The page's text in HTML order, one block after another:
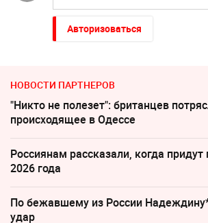
Авторизоваться
НОВОСТИ ПАРТНЕРОВ
"Никто не полезет": британцев
происходящее в Одессе
Россиянам рассказали, когда придут
2026 года
По бежавшему из России
удар